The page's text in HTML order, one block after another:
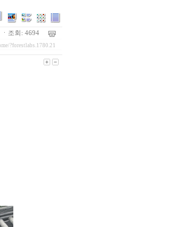
ㆍ조회: 4694
?forestlabs.1780.21